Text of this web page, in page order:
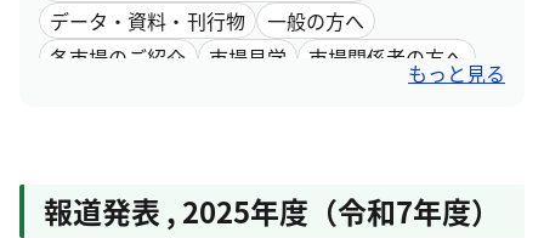
データ・資料・刊行物
一般の方へ
各市場のご紹介
市場見学
市場関係者の方へ
もっと見る
報道発表 , 2025年度（令和7年度）